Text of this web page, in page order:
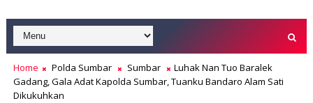
Home Polda Sumbar Sumbar
Luhak Nan Tuo Baralek
Gadang, Gala Adat Kapolda Sumbar, Tuanku Bandaro Alam Sati
Dikukuhkan